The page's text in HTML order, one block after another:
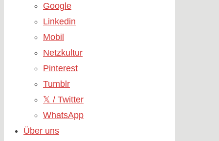
Google
Linkedin
Mobil
Netzkultur
Pinterest
Tumblr
𝕏 / Twitter
WhatsApp
Über uns